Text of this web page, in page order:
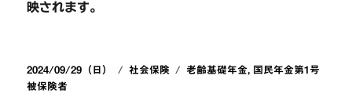
映されます。
投
稿
2024/09/29（日）
カ
社会保険
タ
老齢基礎年金, 国民年金第1号
被保険者